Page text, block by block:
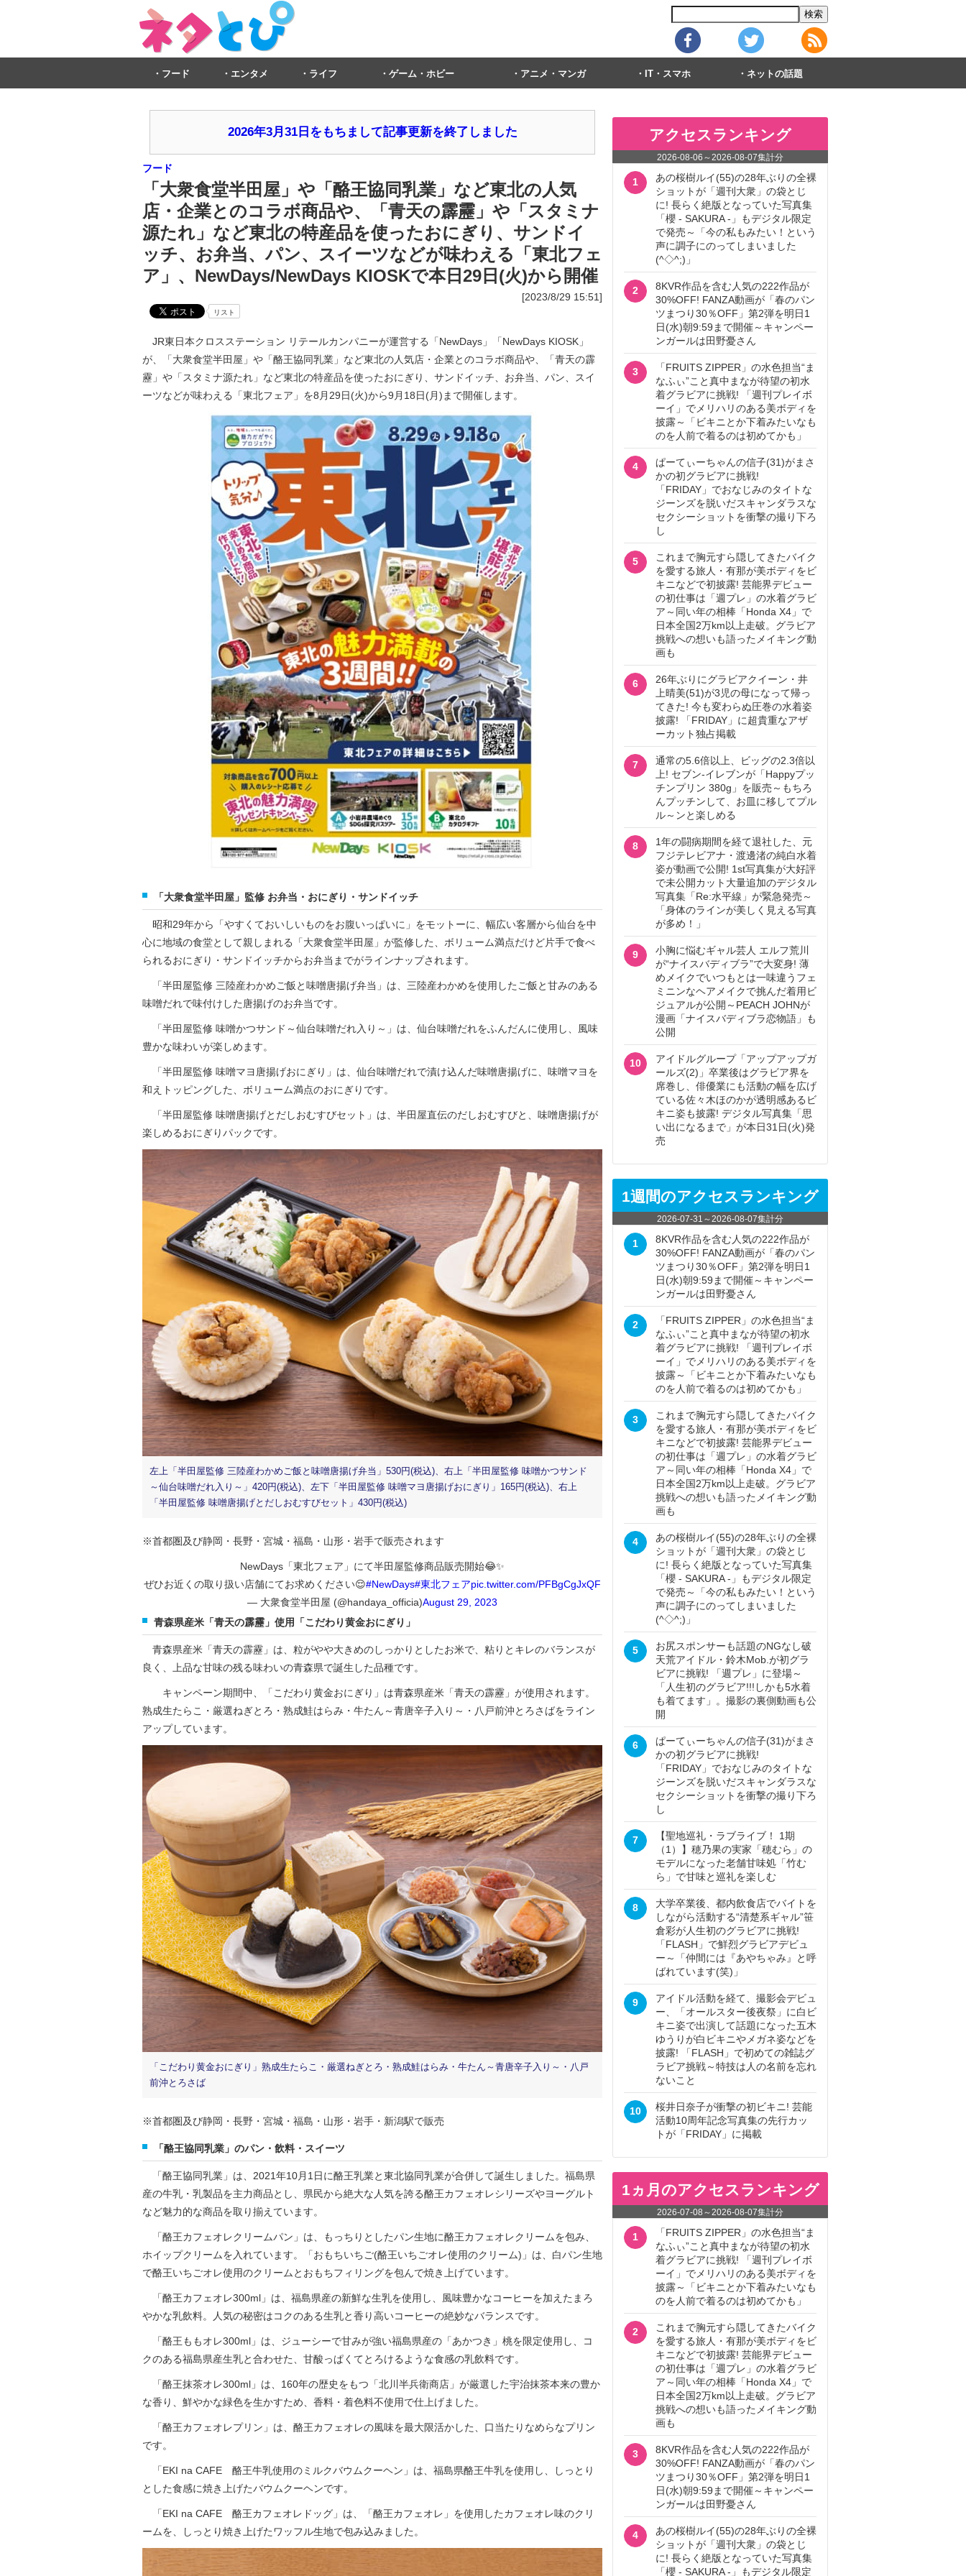
フード エンタメ ライフ ゲーム・ホビー アニメ・マンガ IT・スマホ ネットの話題
2026年3月31日をもちまして記事更新を終了しました
フード
「大衆食堂半田屋」や「酪王協同乳業」など東北の人気
店・企業とのコラボ商品や、「青天の霹靂」や「スタミナ
源たれ」など東北の特産品を使ったおにぎり、サンドイ
ッチ、お弁当、パン、スイーツなどが味わえる「東北フェ
ア」、NewDays/NewDays KIOSKで本日29日(火)から開催
[2023/8/29 15:51]
リスト
JR東日本クロスステーション リテールカンパニーが運営する「NewDays」「NewDays KIOSK」
が、「大衆食堂半田屋」や「酪王協同乳業」など東北の人気店・企業とのコラボ商品や、「青天の霹
靂」や「スタミナ源たれ」など東北の特産品を使ったおにぎり、サンドイッチ、お弁当、パン、スイ
ーツなどが味わえる「東北フェア」を8月29日(火)から9月18日(月)まで開催します。
「大衆食堂半田屋」監修 お弁当・おにぎり・サンドイッチ
昭和29年から「やすくておいしいものをお腹いっぱいに」をモットーに、幅広い客層から仙台を中
心に地域の食堂として親しまれる「大衆食堂半田屋」が監修した、ボリューム満点だけど片手で食べ
られるおにぎり・サンドイッチからお弁当までがラインナップされます。
「半田屋監修 三陸産わかめご飯と味噌唐揚げ弁当」は、三陸産わかめを使用したご飯と甘みのある
味噌だれで味付けした唐揚げのお弁当です。
「半田屋監修 味噌かつサンド～仙台味噌だれ入り～」は、仙台味噌だれをふんだんに使用し、風味
豊かな味わいが楽しめます。
「半田屋監修 味噌マヨ唐揚げおにぎり」は、仙台味噌だれで漬け込んだ味噌唐揚げに、味噌マヨを
和えトッピングした、ボリューム満点のおにぎりです。
「半田屋監修 味噌唐揚げとだしおむすびセット」は、半田屋直伝のだしおむすびと、味噌唐揚げが
楽しめるおにぎりパックです。
左上「半田屋監修 三陸産わかめご飯と味噌唐揚げ弁当」530円(税込)、右上「半田屋監修 味噌かつサンド
～仙台味噌だれ入り～」420円(税込)、左下「半田屋監修 味噌マヨ唐揚げおにぎり」165円(税込)、右上
「半田屋監修 味噌唐揚げとだしおむすびセット」430円(税込)
※首都圏及び静岡・長野・宮城・福島・山形・岩手で販売されます
NewDays「東北フェア」にて半田屋監修商品販売開始😂✨
ぜひお近くの取り扱い店舗にてお求めください😌#NewDays#東北フェアpic.twitter.com/PFBgCgJxQF
— 大衆食堂半田屋 (@handaya_officia)August 29, 2023
青森県産米「青天の霹靂」使用「こだわり黄金おにぎり」
青森県産米「青天の霹靂」は、粒がやや大きめのしっかりとしたお米で、粘りとキレのバランスが
良く、上品な甘味の残る味わいの青森県で誕生した品種です。
キャンペーン期間中、「こだわり黄金おにぎり」は青森県産米「青天の霹靂」が使用されます。
熟成生たらこ・厳選ねぎとろ・熟成鮭はらみ・牛たん～青唐辛子入り～・八戸前沖とろさばをライン
アップしています。
「こだわり黄金おにぎり」熟成生たらこ・厳選ねぎとろ・熟成鮭はらみ・牛たん～青唐辛子入り～・八戸
前沖とろさば
※首都圏及び静岡・長野・宮城・福島・山形・岩手・新潟駅で販売
「酪王協同乳業」のパン・飲料・スイーツ
「酪王協同乳業」は、2021年10月1日に酪王乳業と東北協同乳業が合併して誕生しました。福島県
産の牛乳・乳製品を主力商品とし、県民から絶大な人気を誇る酪王カフェオレシリーズやヨーグルト
など魅力的な商品を取り揃えています。
「酪王カフェオレクリームパン」は、もっちりとしたパン生地に酪王カフェオレクリームを包み、
ホイップクリームを入れています。「おもちいちご(酪王いちごオレ使用のクリーム)」は、白パン生地
で酪王いちごオレ使用のクリームとおもちフィリングを包んで焼き上げています。
「酪王カフェオレ300ml」は、福島県産の新鮮な生乳を使用し、風味豊かなコーヒーを加えたまろ
やかな乳飲料。人気の秘密はコクのある生乳と香り高いコーヒーの絶妙なバランスです。
「酪王ももオレ300ml」は、ジューシーで甘みが強い福島県産の「あかつき」桃を限定使用し、コ
クのある福島県産生乳と合わせた、甘酸っぱくてとろけるような食感の乳飲料です。
「酪王抹茶オレ300ml」は、160年の歴史をもつ「北川半兵衛商店」が厳選した宇治抹茶本来の豊か
な香り、鮮やかな緑色を生かすため、香料・着色料不使用で仕上げました。
「酪王カフェオレプリン」は、酪王カフェオレの風味を最大限活かした、口当たりなめらなプリン
です。
「EKI na CAFE 酪王牛乳使用のミルクバウムクーヘン」は、福島県酪王牛乳を使用し、しっとり
とした食感に焼き上げたバウムクーヘンです。
「EKI na CAFE 酪王カフェオレドッグ」は、「酪王カフェオレ」を使用したカフェオレ味のクリ
ームを、しっとり焼き上げたワッフル生地で包み込みました。
アクセスランキング
2026-08-06 ～2026-08-07集計分
1
あの桜樹ルイ(55)の28年ぶりの全裸
ショットが「週刊大衆」の袋とじ
に! 長らく絶版となっていた写真集
「櫻 - SAKURA -」もデジタル限定
で発売～「今の私もみたい！という
声に調子にのってしまいました
(^◇^;)」
2
8KVR作品を含む人気の222作品が
30%OFF! FANZA動画が「春のパン
ツまつり30％OFF」第2弾を明日1
日(水)朝9:59まで開催～キャンペー
ンガールは田野憂さん
3
「FRUITS ZIPPER」の水色担当“ま
なふぃ”こと真中まなが待望の初水
着グラビアに挑戦! 「週刊プレイボ
ーイ」でメリハリのある美ボディを
披露～「ビキニとか下着みたいなも
のを人前で着るのは初めてかも」
4
ぱーてぃーちゃんの信子(31)がまさ
かの初グラビアに挑戦!
「FRIDAY」でおなじみのタイトな
ジーンズを脱いだスキャンダラスな
セクシーショットを衝撃の撮り下ろ
し
5
これまで胸元すら隠してきたバイク
を愛する旅人・有那が美ボディをビ
キニなどで初披露! 芸能界デビュー
の初仕事は「週プレ」の水着グラビ
ア～同い年の相棒「Honda X4」で
日本全国2万km以上走破。グラビア
挑戦への想いも語ったメイキング動
画も
6
26年ぶりにグラビアクイーン・井
上晴美(51)が3児の母になって帰っ
てきた! 今も変わらぬ圧巻の水着姿
披露! 「FRIDAY」に超貴重なアザ
ーカット独占掲載
7
通常の5.6倍以上、ビッグの2.3倍以
上! セブン‐イレブンが「Happyプッ
チンプリン 380g」を販売～もちろ
んプッチンして、お皿に移してプル
ル～ンと楽しめる
8
1年の闘病期間を経て退社した、元
フジテレビアナ・渡邊渚の純白水着
姿が動画で公開! 1st写真集が大好評
で未公開カット大量追加のデジタル
写真集「Re:水平線」が緊急発売～
「身体のラインが美しく見える写真
が多め！」
9
小胸に悩むギャル芸人 エルフ荒川
が“ナイスバディブラ”で大変身! 薄
めメイクでいつもとは一味違うフェ
ミニンなヘアメイクで挑んだ着用ビ
ジュアルが公開～PEACH JOHNが
漫画「ナイスバディブラ恋物語」も
公開
10
アイドルグループ「アップアップガ
ールズ(2)」卒業後はグラビア界を
席巻し、俳優業にも活動の幅を広げ
ている佐々木ほのかが透明感あるビ
キニ姿も披露! デジタル写真集「思
い出になるまで」が本日31日(火)発
売
1週間のアクセスランキング
2026-07-31 ～2026-08-07集計分
1
8KVR作品を含む人気の222作品が
30%OFF! FANZA動画が「春のパン
ツまつり30％OFF」第2弾を明日1
日(水)朝9:59まで開催～キャンペー
ンガールは田野憂さん
2
「FRUITS ZIPPER」の水色担当“ま
なふぃ”こと真中まなが待望の初水
着グラビアに挑戦! 「週刊プレイボ
ーイ」でメリハリのある美ボディを
披露～「ビキニとか下着みたいなも
のを人前で着るのは初めてかも」
3
これまで胸元すら隠してきたバイク
を愛する旅人・有那が美ボディをビ
キニなどで初披露! 芸能界デビュー
の初仕事は「週プレ」の水着グラビ
ア～同い年の相棒「Honda X4」で
日本全国2万km以上走破。グラビア
挑戦への想いも語ったメイキング動
画も
4
あの桜樹ルイ(55)の28年ぶりの全裸
ショットが「週刊大衆」の袋とじ
に! 長らく絶版となっていた写真集
「櫻 - SAKURA -」もデジタル限定
で発売～「今の私もみたい！という
声に調子にのってしまいました
(^◇^;)」
5
お尻スポンサーも話題のNGなし破
天荒アイドル・鈴木Mob.が初グラ
ビアに挑戦! 「週プレ」に登場～
「人生初のグラビア!!!しかも5水着
も着てます」。撮影の裏側動画も公
開
6
ぱーてぃーちゃんの信子(31)がまさ
かの初グラビアに挑戦!
「FRIDAY」でおなじみのタイトな
ジーンズを脱いだスキャンダラスな
セクシーショットを衝撃の撮り下ろ
し
7
【聖地巡礼・ラブライブ！ 1期
（1）】穂乃果の実家「穂むら」の
モデルになった老舗甘味処「竹む
ら」で甘味と巡礼を楽しむ
8
大学卒業後、都内飲食店でバイトを
しながら活動する“清楚系ギャル”笹
倉彩が人生初のグラビアに挑戦!
「FLASH」で鮮烈グラビアデビュ
ー～「仲間には『あやちゃみ』と呼
ばれています(笑)」
9
アイドル活動を経て、撮影会デビュ
ー、「オールスター後夜祭」に白ビ
キニ姿で出演して話題になった五木
ゆうりが白ビキニやメガネ姿などを
披露! 「FLASH」で初めての雑誌グ
ラビア挑戦～特技は人の名前を忘れ
ないこと
10
桜井日奈子が衝撃の初ビキニ! 芸能
活動10周年記念写真集の先行カッ
トが「FRIDAY」に掲載
1ヵ月のアクセスランキング
2026-07-08 ～2026-08-07集計分
1
「FRUITS ZIPPER」の水色担当“ま
なふぃ”こと真中まなが待望の初水
着グラビアに挑戦! 「週刊プレイボ
ーイ」でメリハリのある美ボディを
披露～「ビキニとか下着みたいなも
のを人前で着るのは初めてかも」
2
これまで胸元すら隠してきたバイク
を愛する旅人・有那が美ボディをビ
キニなどで初披露! 芸能界デビュー
の初仕事は「週プレ」の水着グラビ
ア～同い年の相棒「Honda X4」で
日本全国2万km以上走破。グラビア
挑戦への想いも語ったメイキング動
画も
3
8KVR作品を含む人気の222作品が
30%OFF! FANZA動画が「春のパン
ツまつり30％OFF」第2弾を明日1
日(水)朝9:59まで開催～キャンペー
ンガールは田野憂さん
4
あの桜樹ルイ(55)の28年ぶりの全裸
ショットが「週刊大衆」の袋とじ
に! 長らく絶版となっていた写真集
「櫻 - SAKURA -」もデジタル限定